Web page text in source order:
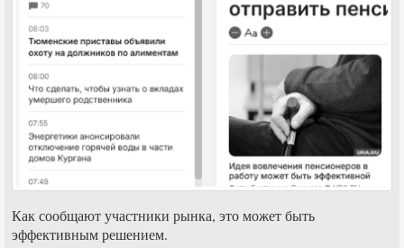
Как сообщают участники рынка, это может быть
эффективным решением.